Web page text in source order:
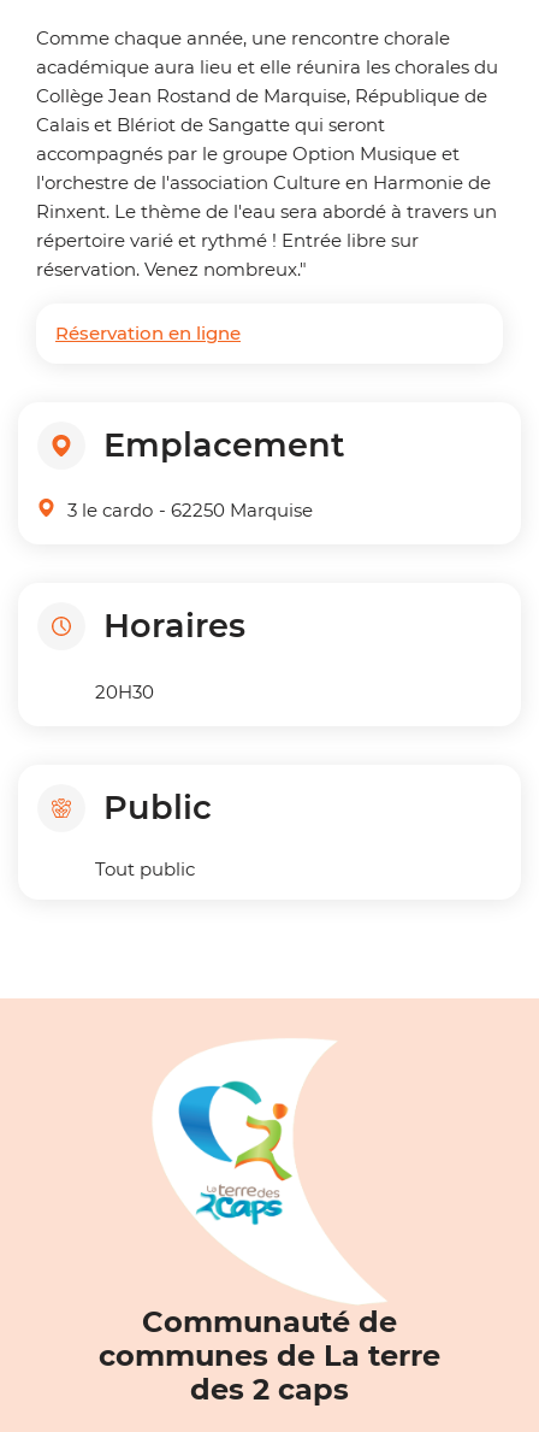
Comme chaque année, une rencontre chorale
académique aura lieu et elle réunira les chorales du
Collège Jean Rostand de Marquise, République de
Calais et Blériot de Sangatte qui seront
accompagnés par le groupe Option Musique et
l'orchestre de l'association Culture en Harmonie de
Rinxent. Le thème de l'eau sera abordé à travers un
répertoire varié et rythmé ! Entrée libre sur
réservation. Venez nombreux."
Réservation en ligne
Emplacement
3 le cardo - 62250 Marquise
Horaires
20H30
Public
Tout public
Communauté de
communes de La terre
des 2 caps